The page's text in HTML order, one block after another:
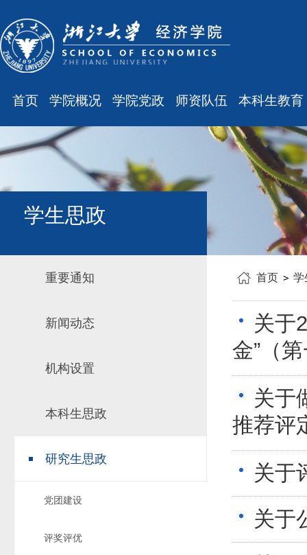
首页 学院概况
学院简介
现任领导
组织结构
学科设置
学院党政
会议通知
会议纪要
工会之声
师资队伍
最新消息
职称晋升
人事培训
博士后管理
本科生教育
最新消息
规章制度
课表、校历
主修专业确认
学籍管理
教学与教务
毕业论文
科研训练
实习实践
对外交流
培养计划
推荐免试研究生
学生思政
重要通知
新闻动态
机构设置
本科生思政
研究生思政
党团建设
评奖评优
首页 学
关于
金”（
关于
推荐评
关于
关于